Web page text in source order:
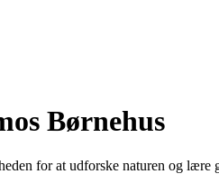
Børnehus
for at udforske naturen og